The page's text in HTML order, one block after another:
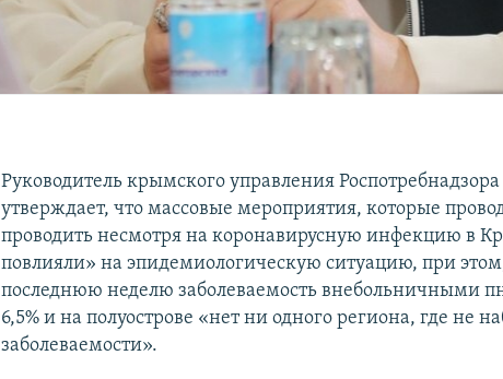
Руководитель крымского управления
утверждает, что массовые мероприятия, которые
проводить несмотря на коронавирусную инфекцию в
повлияли» на эпидемиологическую ситуацию, при
последнюю неделю заболеваемость внебольничными
6,5% и на полуострове «нет ни одного региона, где не
заболеваемости».